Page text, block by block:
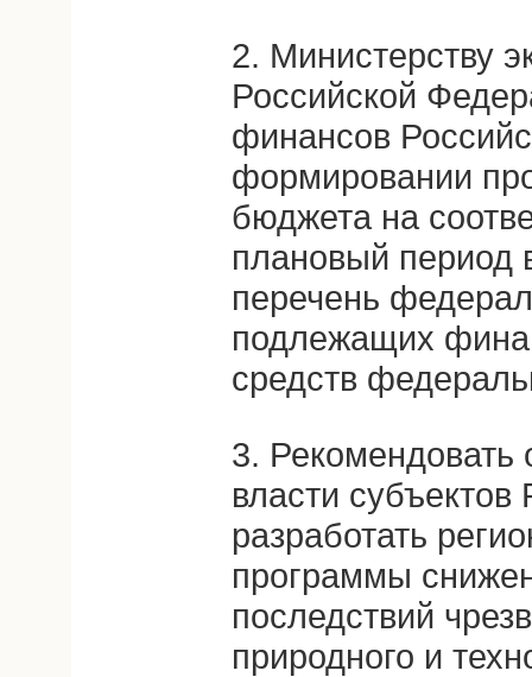
2. Министерству
Российской
финансов
формировании
бюджета на
плановый период
перечень
подлежащих
средств
3. Рекомендовать
власти
разработать
программы
последствий
природного и